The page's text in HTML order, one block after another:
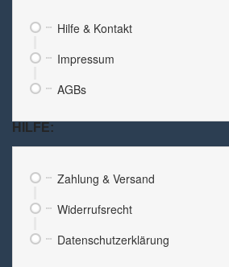
Hilfe & Kontakt
Impressum
AGBs
HILFE:
Zahlung & Versand
Widerrufsrecht
Datenschutzerklärung